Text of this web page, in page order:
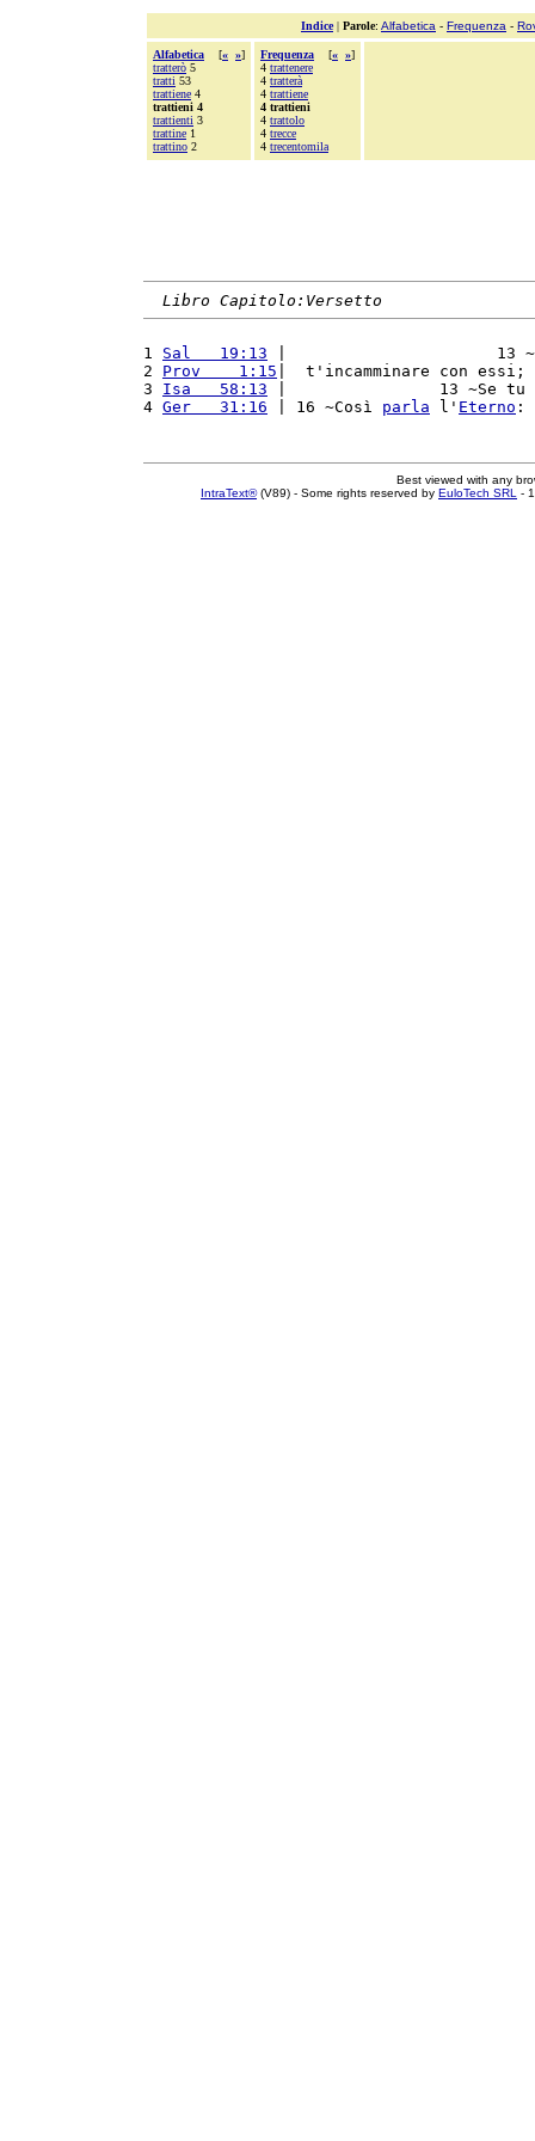
Indice| Parole: Alfabetica - Frequenza -
Alfabetica [« »]
tratterò 5
tratti 53
trattiene 4
trattieni 4
trattienti 3
trattine 1
trattino 2
Frequenza [« »]
4 trattenere
4 tratterà
4 trattiene
4 trattieni
4 trattolo
4 trecce
4 trecentomila
Libro Capitolo:Versetto
1 Sal   19:13 |                      13 ~
2 Prov    1:15 |  t'incamminare con essi;
3 Isa   58:13 |                13 ~Se tu
4 Ger   31:16 | 16 ~Così parla l' Eterno :
Best viewed with any
IntraText®(V89) - Some rights reserved by EuloTech SRL -